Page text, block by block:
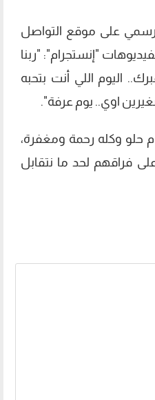
على موقع التواصل
"إنستجرام": "ربنا
اليوم اللي أنت بتحبه
اوي.. يوم عرفة".
حلو وكله رحمة ومغفرة،
فراقهم لحد ما نتقابل